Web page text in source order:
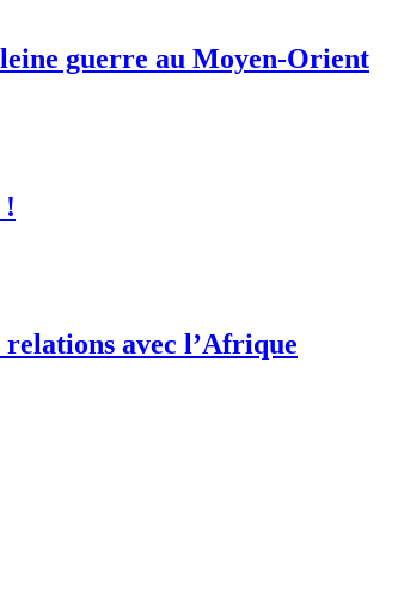
guerre au Moyen-Orient
!
relations avec l’Afrique